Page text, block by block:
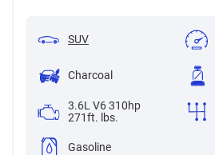
SUV
Charcoal
3.6L V6 310hp
271ft. lbs.
Gasoline